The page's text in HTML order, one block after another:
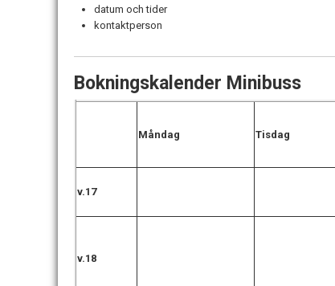
datum och tider
kontaktperson
Bokningskalender Minibuss
Måndag Tisdag
v.17
v.18